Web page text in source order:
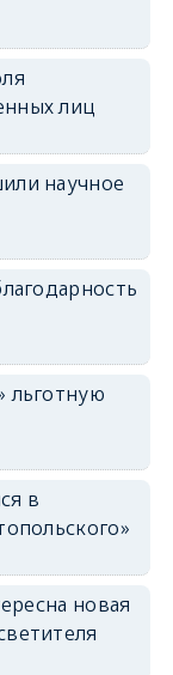
лиц
научное
льготную
в
новая